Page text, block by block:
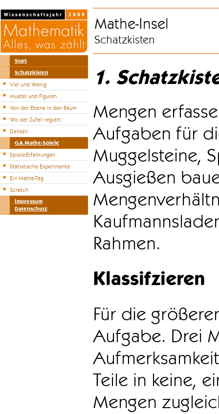
Start
Schatzkisten
Viel und Wenig
Muster und Figuren
Von der Ebene in den Raum
Wo der Zufall regiert
Denken
GA Mathe-Spiele
Spiele-Erfahrungen
Statistische Experimente
Ein Mathe-Tag
Scratch
Impressum
Datenschutz
Mathe-Insel
Schatzkisten
1.
Mengen
Aufgaben für
Muggelsteine,
Ausgießen
Rahmen.
Klassifzieren
Für die
Aufgabe. Drei
Teile in keine,
Mengen